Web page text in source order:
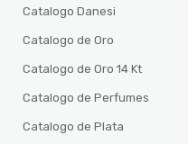
Catalogo Danesi
Catalogo de Oro
Catalogo de Oro 14 Kt
Catalogo de Perfumes
Catalogo de Plata